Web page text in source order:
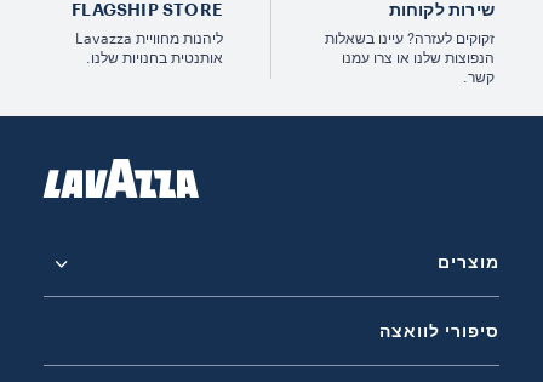
שירות לקוחות
זקוקים לעזרה? עיינו בשאלות
הנפוצות שלנו או צרו עמנו
קשר.
FLAGSHIP STORE
ליהנות מחוויית Lavazza
אותנטית בחנויות שלנו.
מוצרים
סיפורי לוואצה